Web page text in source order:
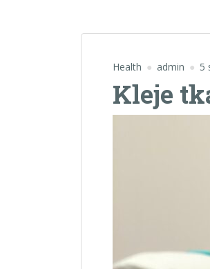
Health admin 5
Kleje